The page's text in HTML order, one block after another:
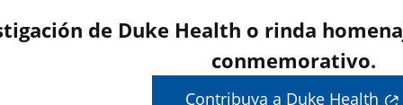
de Duke Health o rinda
conmemorativo.
Contribuya a Duke Health